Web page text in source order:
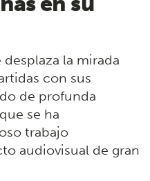
la mirada
con sus
de profunda
se ha
trabajo
audiovisual de gran